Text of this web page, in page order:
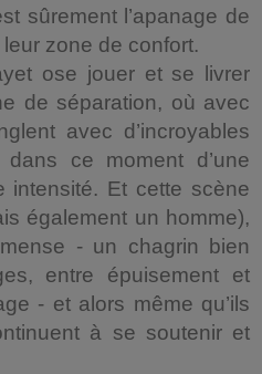
sûrement l’apanage de
zone de confort.
ose jouer et se livrer
de séparation, où avec
avec d’incroyables
ce moment d’une
intensité. Et cette scène
également un homme),
- un chagrin bien
entre épuisement et
- et alors même qu’ils
à se soutenir et